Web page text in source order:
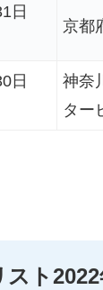
日
京都
日
神奈
ター
スト